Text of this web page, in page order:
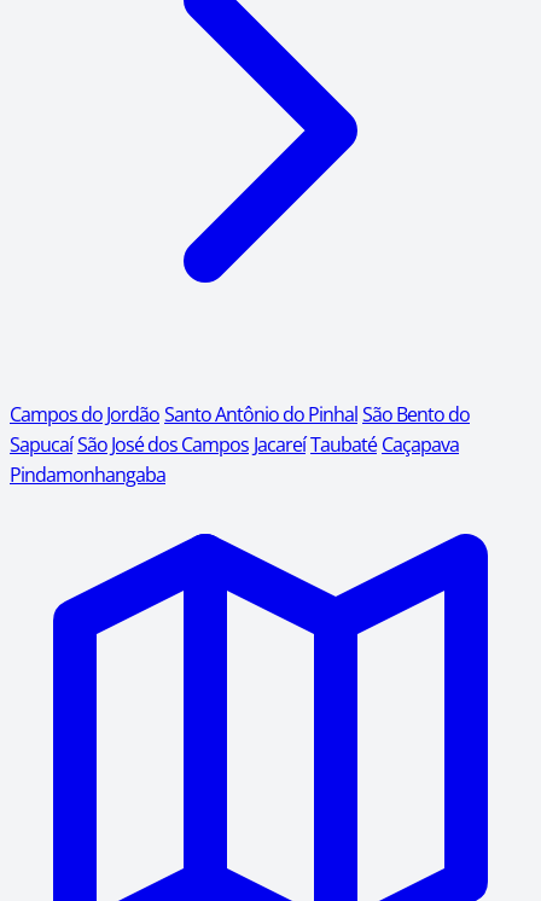
Campos do JordãoSanto Antônio do PinhalSão Bento do
SapucaíSão José dos Campos JacareíTaubaté Caçapava
Pindamonhangaba